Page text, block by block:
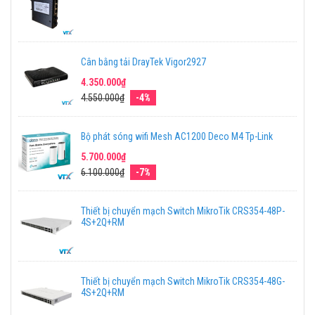
Cân bằng tải DrayTek Vigor2927
4.350.000₫
4.550.000₫
-4%
Bộ phát sóng wifi Mesh AC1200 Deco M4 Tp-Link
5.700.000₫
6.100.000₫
-7%
Thiết bị chuyển mạch Switch MikroTik CRS354-48P-
4S+2Q+RM
Thiết bị chuyển mạch Switch MikroTik CRS354-48G-
4S+2Q+RM